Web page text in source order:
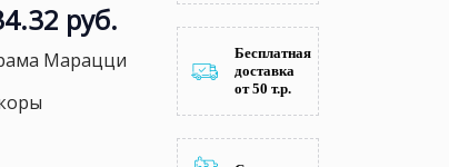
руб.
Марацци
Бесплатная
доставка
от 50 т.р.